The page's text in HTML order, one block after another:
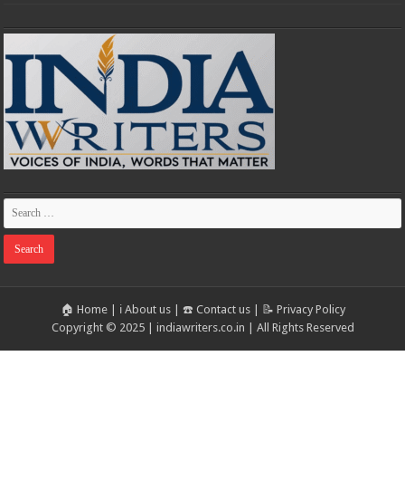
🏠 Home| ℹ️ About us| ☎️ Contact us| 📝 Privacy Policy
Copyright © 2025 | indiawriters.co.in | All Rights Reserved